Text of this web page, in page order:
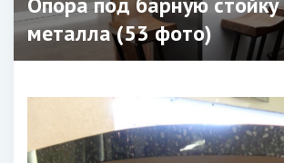
металла (53 фото)